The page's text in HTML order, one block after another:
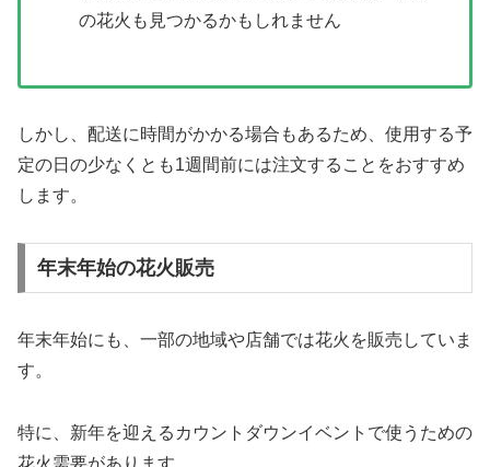
の花火も見つかるかもしれません
しかし、配送に時間がかかる場合もあるため、使用する予
定の日の少なくとも1週間前には注文することをおすすめ
します。
年末年始の花火販売
年末年始にも、一部の地域や店舗では花火を販売していま
す。
特に、新年を迎えるカウントダウンイベントで使うための
花火需要があります。